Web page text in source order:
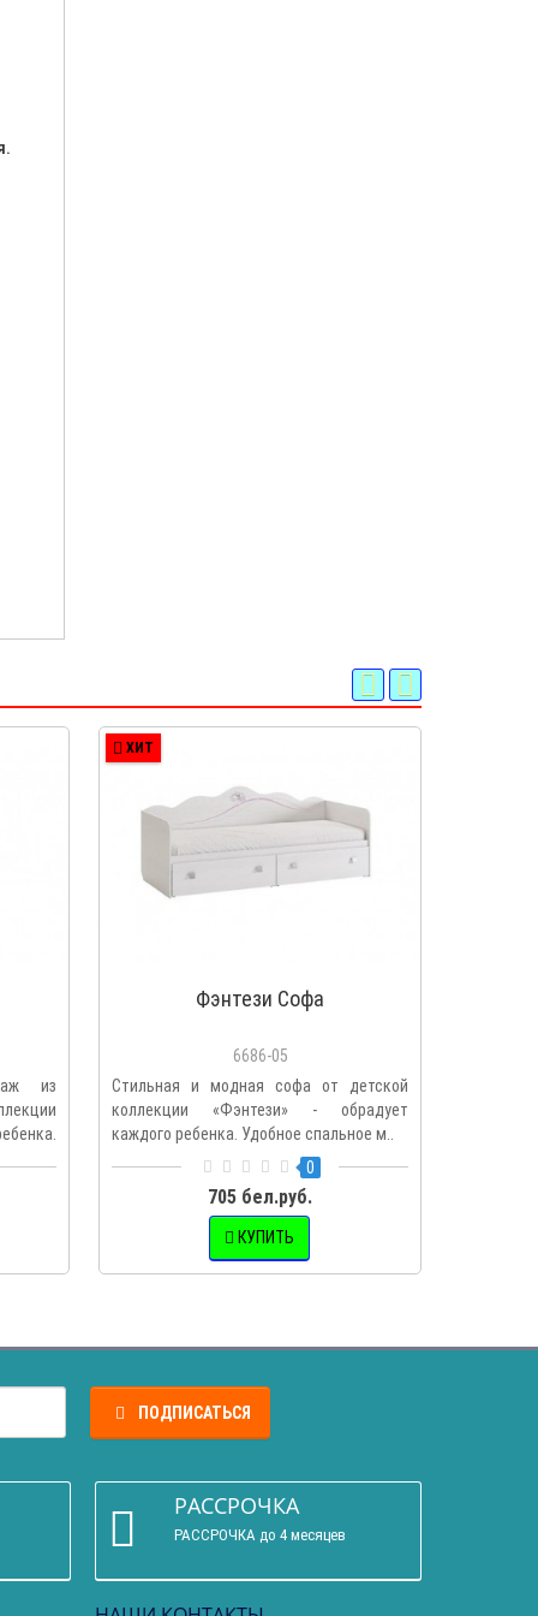
из
ХИТ
Фэнтези Софа
6686-05
Стильная и модная софа от детской
коллекции «Фэнтези» - обрадует
каждого ребенка. Удобное спальное м..
0
705 бел.руб.
КУПИТЬ
ПОДПИСАТЬСЯ
РАССРОЧКА
РАССРОЧКА до 4 месяцев